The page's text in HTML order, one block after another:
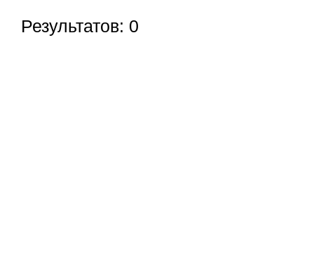
Результатов: 0